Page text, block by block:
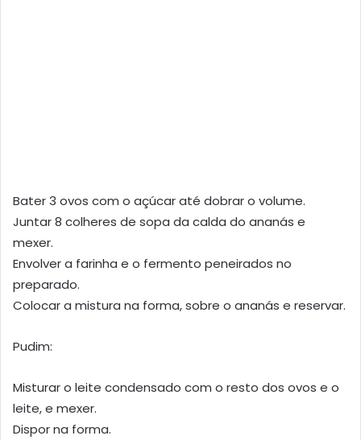
Bater 3 ovos com o açúcar até dobrar o volume.
Juntar 8 colheres de sopa da calda do ananás e
mexer.
Envolver a farinha e o fermento peneirados no
preparado.
Colocar a mistura na forma, sobre o ananás e reservar.
Pudim:
Misturar o leite condensado com o resto dos ovos e o
leite, e mexer.
Dispor na forma.